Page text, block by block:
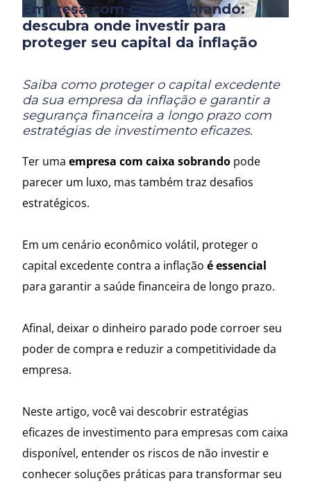
Empresa com caixa sobrando:
descubra onde investir para
proteger seu capital da inflação
Saiba como proteger o capital excedente
da sua empresa da inflação e garantir a
segurança financeira a longo prazo com
estratégias de investimento eficazes.
Ter uma empresa com caixa sobrando pode
parecer um luxo, mas também traz desafios
estratégicos.
Em um cenário econômico volátil, proteger o
capital excedente contra a inflação é essencial
para garantir a saúde financeira de longo prazo.
Afinal, deixar o dinheiro parado pode corroer seu
poder de compra e reduzir a competitividade da
empresa.
Neste artigo, você vai descobrir estratégias
eficazes de investimento para empresas com caixa
disponível, entender os riscos de não investir e
conhecer soluções práticas para transformar seu